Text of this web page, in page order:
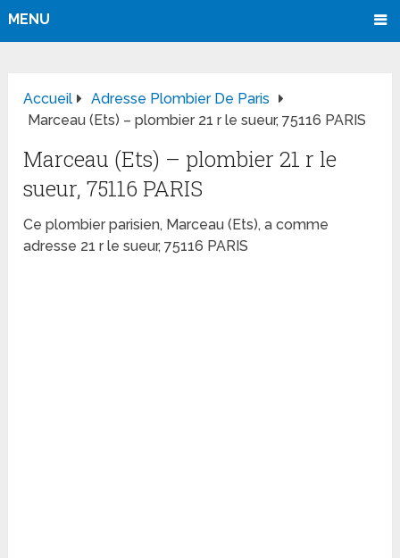
MENU
Accueil
Adresse Plombier De Paris
Marceau (Ets) – plombier 21 r le sueur, 75116 PARIS
Marceau (Ets) – plombier 21 r le
sueur, 75116 PARIS
Ce plombier parisien, Marceau (Ets), a comme
adresse 21 r le sueur, 75116 PARIS